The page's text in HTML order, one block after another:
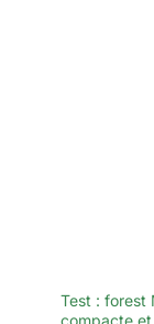
Test : forest
compacte